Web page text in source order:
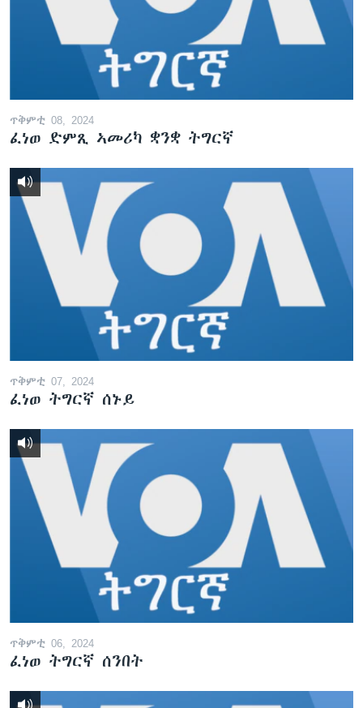
ጥቅምቲ 08, 2024
ፈነወ ድምጺ ኣመሪካ ቋንቋ ትግርኛ
ጥቅምቲ 07, 2024
ፈነወ ትግርኛ ሰኑይ
ጥቅምቲ 06, 2024
ፈነወ ትግርኛ ሰንበት